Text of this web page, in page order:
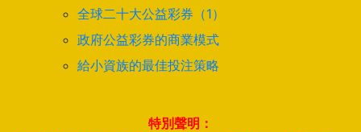
全球二十大公益彩券（1）
政府公益彩券的商業模式
給小資族的最佳投注策略
特別聲明：